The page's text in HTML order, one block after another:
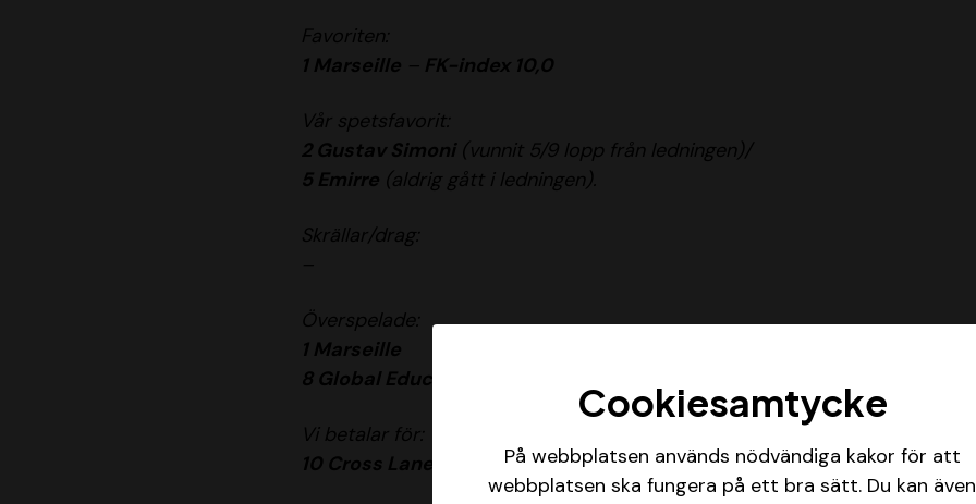
Favoriten:
1 Marseille – FK-index 10,0
Vår spetsfavorit:
2 Gustav Simoni(vunnit 5/9 lopp från ledningen)/
5 Emirre (aldrig gått i ledningen).
Skrällar/drag:
–
Överspelade:
1 Marseille
8 Global Education
Vi betalar för:
10 Cross Lane är vår nästa bästa spik i omgången.
Cookiesamtycke
På webbplatsen används nödvändiga kakor för att
webbplatsen ska fungera på ett bra sätt. Du kan även